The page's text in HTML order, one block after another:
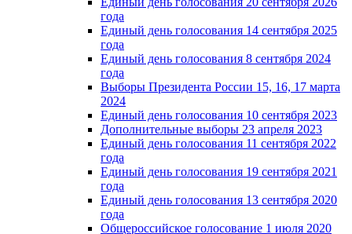
года
Единый день голосования 14 сентября 2025
года
Единый день голосования 8 сентября 2024
года
Выборы Президента России 15, 16, 17 марта
2024
Единый день голосования 10 сентября 2023
Дополнительные выборы 23 апреля 2023
Единый день голосования 11 сентября 2022
года
Единый день голосования 19 сентября 2021
года
Единый день голосования 13 сентября 2020
года
Общероссийское голосование 1 июля 2020